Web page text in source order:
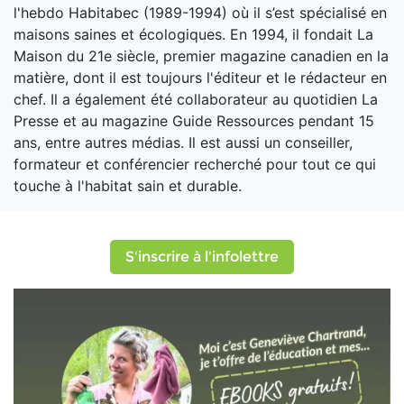
l'hebdo Habitabec (1989-1994) où il s’est spécialisé en
maisons saines et écologiques. En 1994, il fondait La
Maison du 21e siècle, premier magazine canadien en la
matière, dont il est toujours l'éditeur et le rédacteur en
chef. Il a également été collaborateur au quotidien La
Presse et au magazine Guide Ressources pendant 15
ans, entre autres médias. Il est aussi un conseiller,
formateur et conférencier recherché pour tout ce qui
touche à l'habitat sain et durable.
S'inscrire à l'infolettre